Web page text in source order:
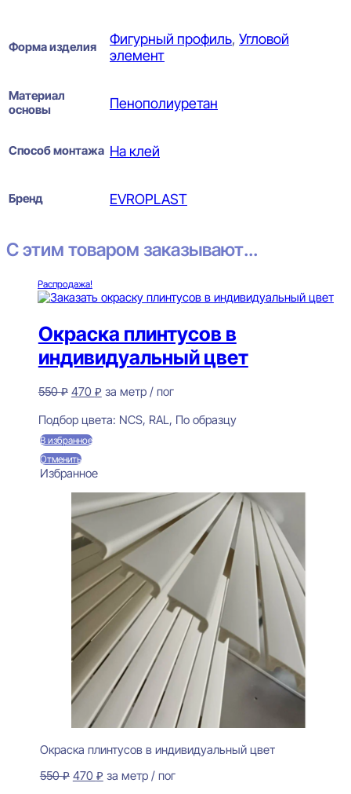
Форма изделия Фигурный профиль, Угловой
элемент
Материал
основы
Пенополиуретан
Способ монтажа На клей
Бренд EVROPLAST
С этим товаром заказывают...
Распродажа!
Окраска плинтусов в
индивидуальный цвет
550₽ Первоначальная
составляла
550 ₽.
470 ₽Текущая
470 ₽.
за метр / пог
Подбор цвета: NCS, RAL, По образцу
В избранное
Отменить
Избранное
Окраска плинтусов в индивидуальный цвет
550₽ Первоначальная
470 ₽Текущая
за метр / пог